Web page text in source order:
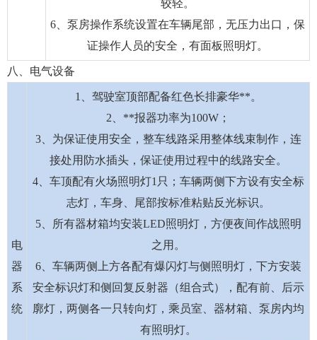
较轻。
6、泵房操作系统设置在车辆尾部，无压力出口，保
证操作人员的安全，有面板照明灯。
八、电气设备
电
器
系
统
1、驾驶室顶部配备红色长排豪华**。
2、**报器功率为100W；
3、为保证使用安全，整车线路采用整体线束制作，连
接处用防水插头，保证使用过程中的线路安全。
4、车顶配有火场照明灯1只；车辆两侧下方设有安全标
志灯，车身、尾部按标准粘贴反光标识。
5、所有器材箱均安装LED照明灯，方便夜间作战照明
之用。
6、车辆两侧上方各配有爆闪灯与侧照明灯，下方安装
安全标识灯和侧回复反射器（组合式），配有前、后示
廓灯，两侧各一只转向灯，乘员室、器材箱、泵房内均
有照明灯。